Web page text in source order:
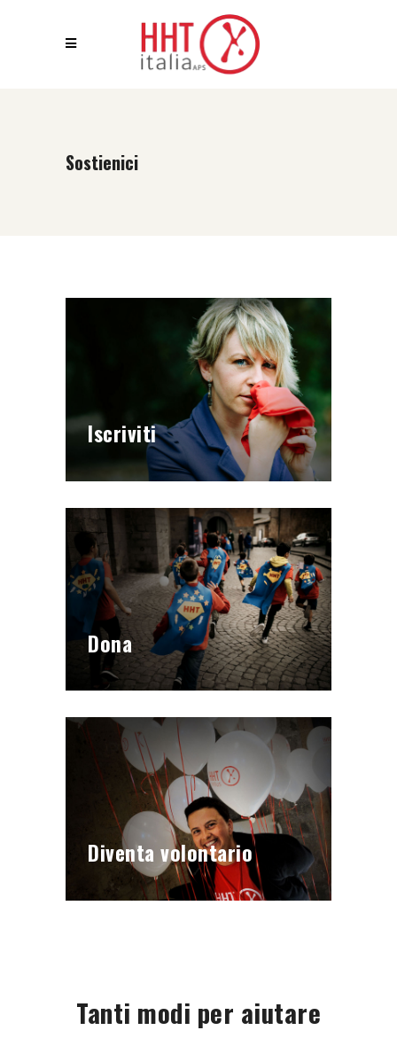
Sostienici
Iscriviti
Dona
Diventa volontario
Tanti modi per aiutare